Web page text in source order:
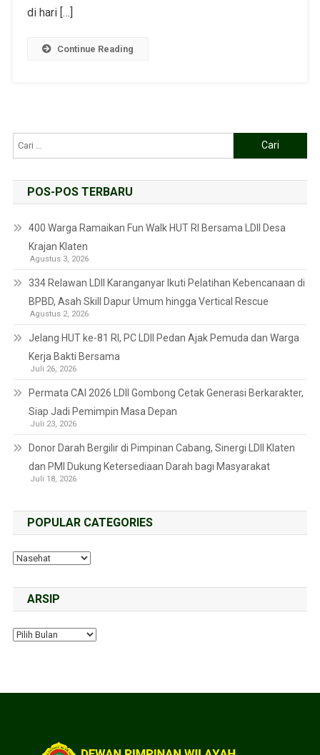
di hari […]
Continue Reading
POS-POS TERBARU
400 Warga Ramaikan Fun Walk HUT RI Bersama LDII Desa
Krajan Klaten
Agustus 3, 2026
334 Relawan LDII Karanganyar Ikuti Pelatihan Kebencanaan di
BPBD, Asah Skill Dapur Umum hingga Vertical Rescue
Agustus 2, 2026
Jelang HUT ke-81 RI, PC LDII Pedan Ajak Pemuda dan Warga
Kerja Bakti Bersama
Juli 26, 2026
Permata CAI 2026 LDII Gombong Cetak Generasi Berkarakter,
Siap Jadi Pemimpin Masa Depan
Juli 23, 2026
Donor Darah Bergilir di Pimpinan Cabang, Sinergi LDII Klaten
dan PMI Dukung Ketersediaan Darah bagi Masyarakat
Juli 18, 2026
POPULAR CATEGORIES
ARSIP